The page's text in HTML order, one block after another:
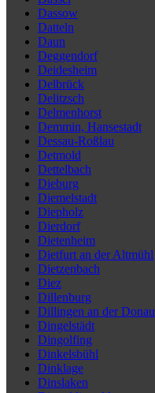
Dassow
Datteln
Daun
Deggendorf
Deidesheim
Delbrück
Delitzsch
Delmenhorst
Demmin, Hansestadt
Dessau-Roßlau
Detmold
Dettelbach
Dieburg
Diemelstadt
Diepholz
Dierdorf
Dietenheim
Dietfurt an der Altmühl
Dietzenbach
Diez
Dillenburg
Dillingen an der Donau
Dingelstädt
Dingolfing
Dinkelsbühl
Dinklage
Dinslaken